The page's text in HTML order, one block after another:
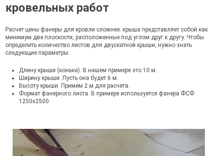
кровельных работ
Расчет цены фанеры для кровли сложнее: крыша представляет собой как
минимум две плоскости, расположенные под углом друг к другу. Чтобы
определить количество листов для двускатной крыши, нужно знать
следующие параметры:
Длину крыши (конька). В нашем примере это 10 м.
Ширину крыши. Пусть она будет 6 м.
Высоту крыши. Примем 2 м для расчета.
Формат фанерного листа. В примере используется фанера ФСФ
1250х2500